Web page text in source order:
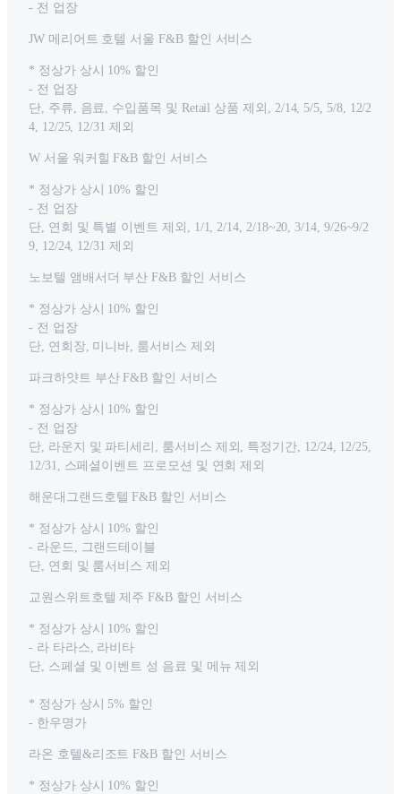
- 전 업장
JW 메리어트 호텔 서울 F&B 할인 서비스
* 정상가 상시 10% 할인
- 전 업장
단, 주류, 음료, 수입품목 및 Retail 상품 제외, 2/14, 5/5, 5/8, 12/2
4, 12/25, 12/31 제외
W 서울 워커힐 F&B 할인 서비스
* 정상가 상시 10% 할인
- 전 업장
단, 연회 및 특별 이벤트 제외, 1/1, 2/14, 2/18~20, 3/14, 9/26~9/2
9, 12/24, 12/31 제외
노보텔 앰배서더 부산 F&B 할인 서비스
* 정상가 상시 10% 할인
- 전 업장
단, 연회장, 미니바, 룸서비스 제외
파크하얏트 부산 F&B 할인 서비스
* 정상가 상시 10% 할인
- 전 업장
단, 라운지 및 파티세리, 룸서비스 제외, 특정기간, 12/24, 12/25,
12/31, 스페셜이벤트 프로모션 및 연회 제외
해운대그랜드호텔 F&B 할인 서비스
* 정상가 상시 10% 할인
- 라운드, 그랜드테이블
단, 연회 및 룸서비스 제외
교원스위트호텔 제주 F&B 할인 서비스
* 정상가 상시 10% 할인
- 라 타라스, 라비타
단, 스페셜 및 이벤트 성 음료 및 메뉴 제외
* 정상가 상시 5% 할인
- 한우명가
라온 호텔&리조트 F&B 할인 서비스
* 정상가 상시 10% 할인